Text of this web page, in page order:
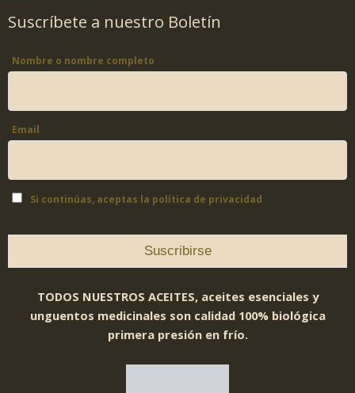
Suscríbete a nuestro Boletín
Nombre o nombre completo
Email
Si continúas, aceptas la política de privacidad
TODOS NUESTROS ACEITES, aceites esenciales y
unguentos medicinales son calidad 100% biológica
primera presión en frío.